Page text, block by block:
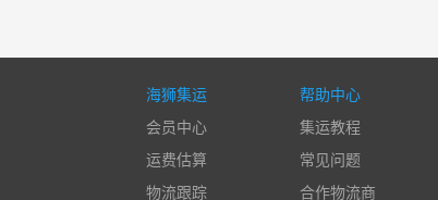
海狮集运
会员中心
运费估算
物流跟踪
帮助中心
集运教程
常见问题
合作物流商